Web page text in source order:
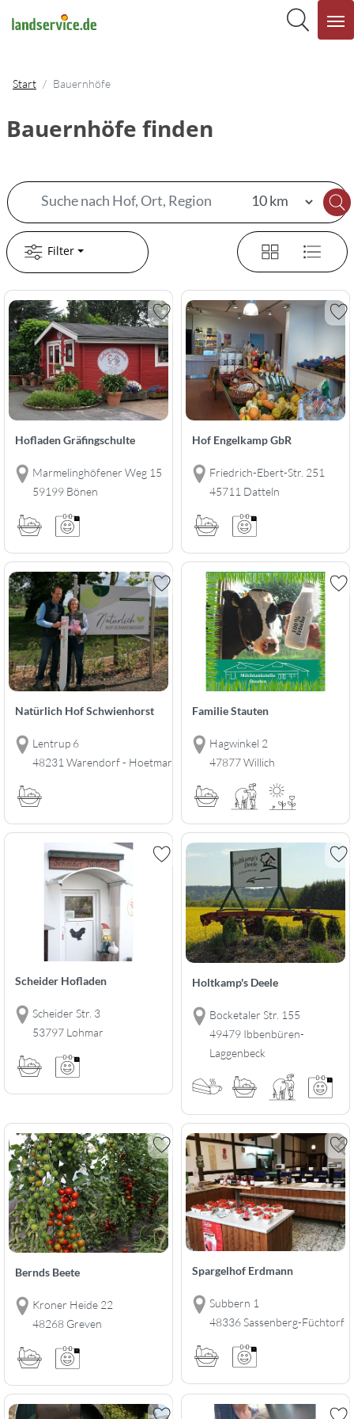
Start Bauernhöfe
Bauernhöfe finden
Filter
Hofladen Gräfingschulte
Marmelinghöfener Weg 15
59199 Bönen
Hof Engelkamp GbR
Friedrich-Ebert-Str. 251
45711 Datteln
Natürlich Hof Schwienhorst
Lentrup 6
48231 Warendorf - Hoetmar
Familie Stauten
Hagwinkel 2
47877 Willich
Scheider Hofladen
Scheider Str. 3
53797 Lohmar
Holtkamp's Deele
Bocketaler Str. 155
49479 Ibbenbüren-
Laggenbeck
Bernds Beete
Kroner Heide 22
48268 Greven
Spargelhof Erdmann
Subbern 1
48336 Sassenberg-Füchtorf